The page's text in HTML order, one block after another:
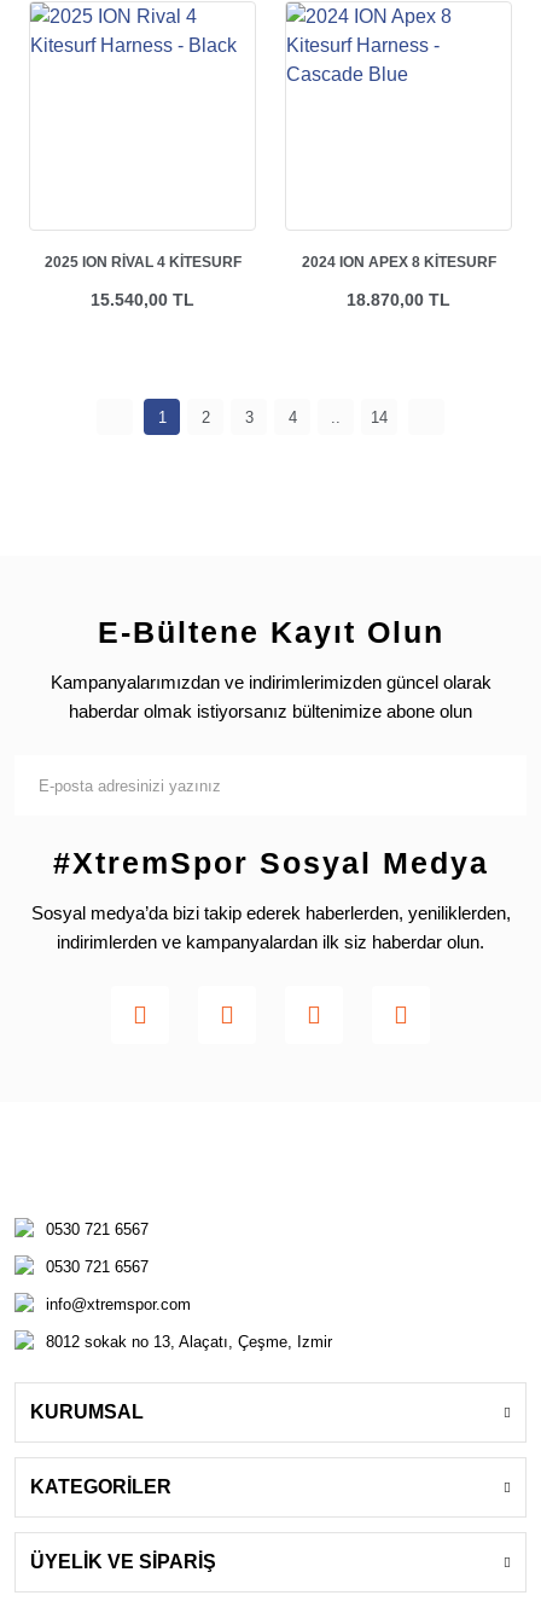
2025 ION RIVAL 4 KITESURF
15.540,00 TL
2024 ION APEX 8 KITESURF
18.870,00 TL
1 2 3 4 14
E-Bültene Kayıt Olun
Kampanyalarımızdan ve indirimlerimizden güncel olarak
haberdar olmak istiyorsanız bültenimize abone olun
#XtremSpor Sosyal Medya
Sosyal medya’da bizi takip ederek haberlerden, yeniliklerden,
indirimlerden ve kampanyalardan ilk siz haberdar olun.
0530 721 6567
0530 721 6567
info@xtremspor.com
8012 sokak no 13, Alaçatı, Çeşme, Izmir
KURUMSAL
KATEGORİLER
ÜYELİK VE SİPARİŞ